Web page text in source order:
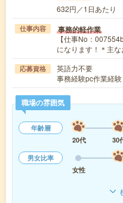
632円／1日あたり
仕事内容 事務的軽作業
【仕事No：
になります！＊主
応募資格
英語力不要
事務経験pc作業経験
職場の雰囲気
年齢層
20代
30
男女比率
女性